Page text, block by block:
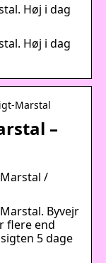
Høj i dag
Høj i dag
Marstal
–
/
Byvejr
flere end
5 dage